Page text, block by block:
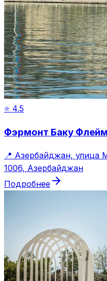
⭐ 4.5
Фэрмонт Баку
📍 Азербайджан, улица
1006, Азербайджан
Подробнее